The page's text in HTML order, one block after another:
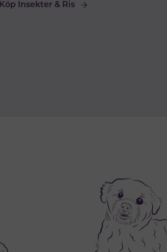
Köp Insekter & Ris